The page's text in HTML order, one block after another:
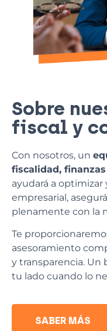
Sobre
fiscal y
Con nosotros, un
fiscalidad,
ayudará a
empresarial,
plenamente con la
Te
asesoramiento
y transparencia. Un
tu lado cuando lo
SABER MÁS